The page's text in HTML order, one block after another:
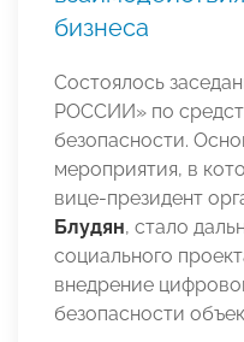
бизнеса
Состоялось
РОССИИ» по
безопасности.
мероприятия, в
вице-президент
Блудян, стало
социального
внедрение
безопасности